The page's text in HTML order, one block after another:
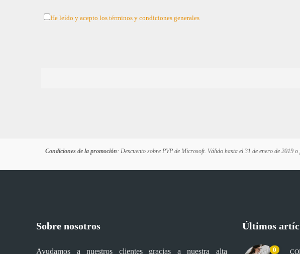
He leído y acepto los términos y condiciones generales
Condiciones de la promoción: Descuento sobre PVP de Microsoft. Válido hasta el 31 de enero de 2019
Sobre nosotros
Ayudamos a nuestros clientes gracias a nuestra alta
Últimos
0